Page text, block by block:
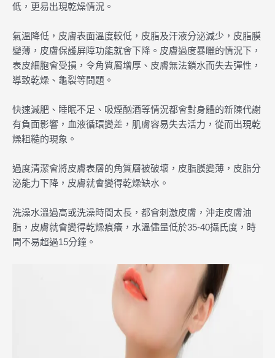
低，更易出現乾燥情況。
氣溫降低，皮膚表面溫度較低，皮脂及汗液分泌減少，皮脂膜
變薄，皮膚保護屏障功能就會下降。皮膚過度暴曬的情況下，
表皮細胞會受損，令角質層增厚、皮膚無法鎖水而失去彈性，
導致乾燥、龜裂等問題。
快速減肥、睡眠不足、吸煙酗酒等情況都會對身體的新陳代謝
有負面影響，血液循環變差，肌膚容易失去活力，從而出現乾
燥粗糙的現象。
過度清潔會將皮膚表層的角質層被破壞，皮脂膜變薄，皮脂分
泌能力下降，皮膚就會變得乾燥缺水。
洗澡水溫過高或洗澡時間太長，都會刺激皮膚，沖走皮膚油
脂，皮膚就會變得乾燥痕癢，水溫儘量低於35-40攝氏度，時
間不易超過15分鐘。